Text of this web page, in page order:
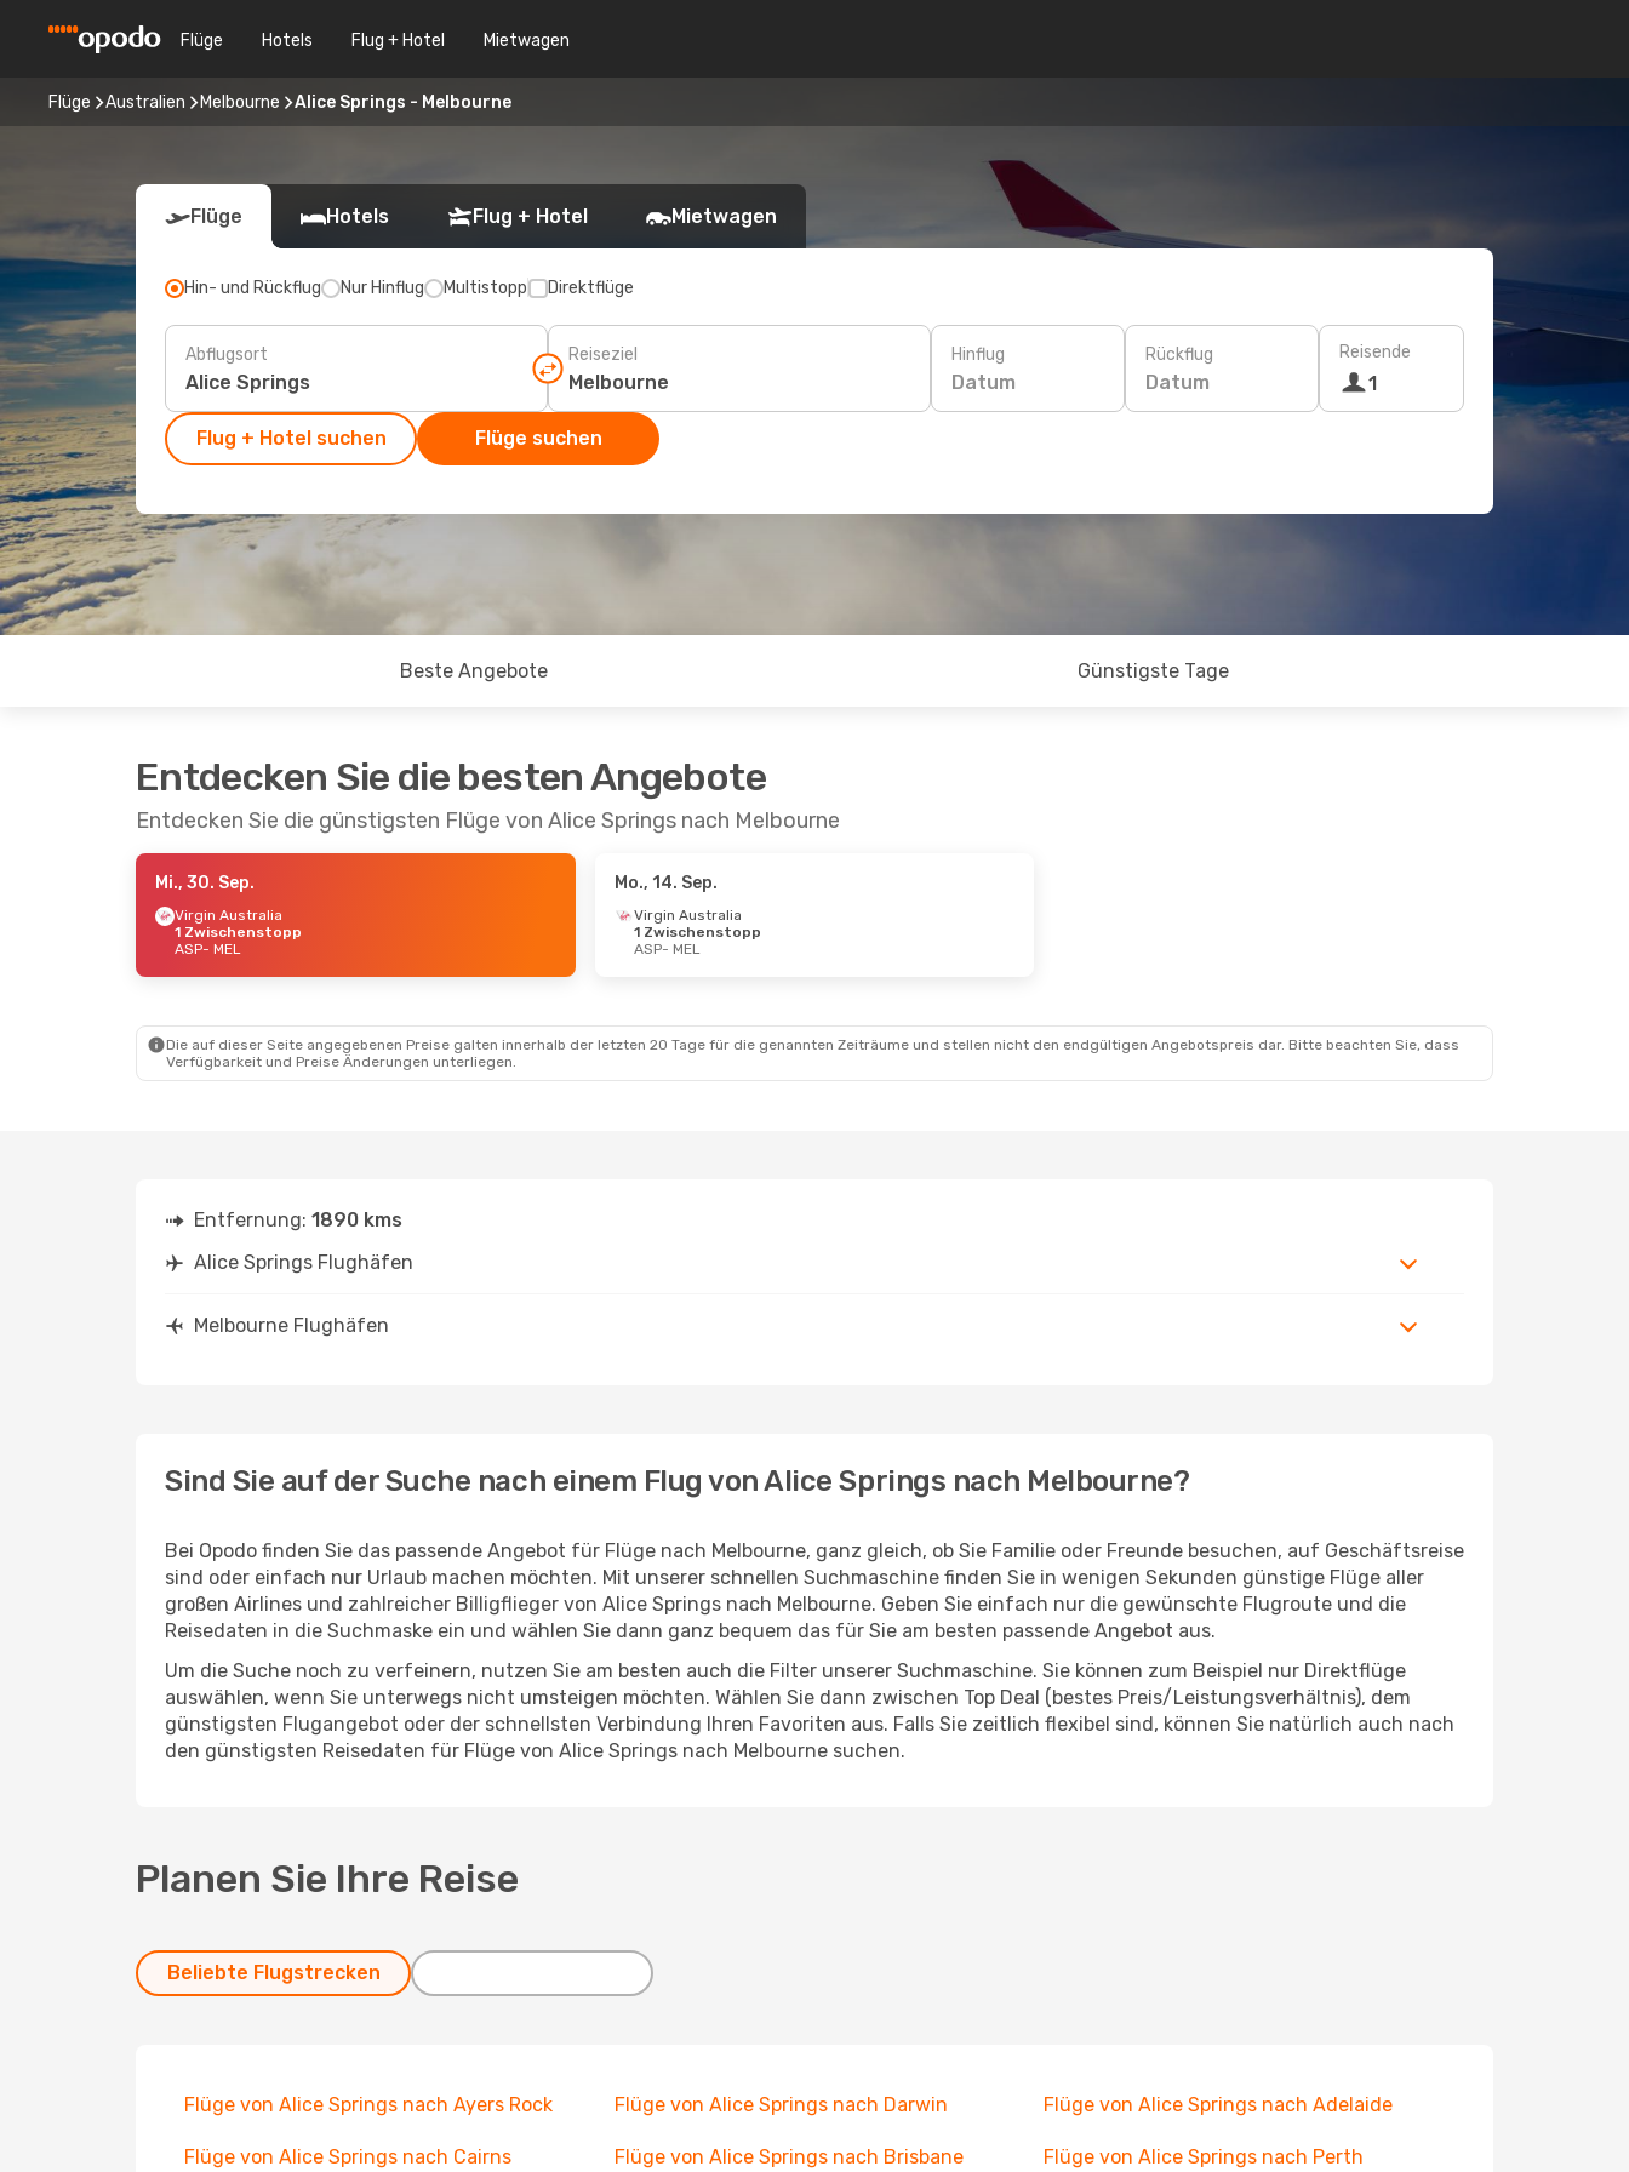
Flüge Hotels Flug + Hotel Mietwagen
Flüge Australien Melbourne Alice Springs - Melbourne
Flüge Hotels Flug + Hotel Mietwagen
Hin- und Rückflug Nur Hinflug Multistopp Direktflüge
Abflugsort Reiseziel Hinflug
Datum
Rückflug
Datum
Reisende
1
Flug + Hotel suchen Flüge suchen
Beste Angebote Günstigste Tage
Entdecken Sie die besten Angebote
Entdecken Sie die günstigsten Flüge von Alice Springs nach Melbourne
Mi., 30. Sep.
Virgin Australia
1 Zwischenstopp
ASP- MEL
Mo., 14. Sep.
Virgin Australia
1 Zwischenstopp
ASP- MEL
Die auf dieser Seite angegebenen Preise galten innerhalb der letzten 20 Tage für die genannten Zeiträume und stellen nicht den endgültigen Angebotspreis dar. Bitte beachten Sie, dass
Verfügbarkeit und Preise Änderungen unterliegen.
Entfernung: 1890 kms
Alice Springs Flughäfen
Melbourne Flughäfen
Sind Sie auf der Suche nach einem Flug von Alice Springs nach Melbourne?
Bei Opodo finden Sie das passende Angebot für Flüge nach Melbourne, ganz gleich, ob Sie Familie oder Freunde besuchen, auf Geschäftsreise
sind oder einfach nur Urlaub machen möchten. Mit unserer schnellen Suchmaschine finden Sie in wenigen Sekunden günstige Flüge aller
großen Airlines und zahlreicher Billigflieger von Alice Springs nach Melbourne. Geben Sie einfach nur die gewünschte Flugroute und die
Reisedaten in die Suchmaske ein und wählen Sie dann ganz bequem das für Sie am besten passende Angebot aus.
Um die Suche noch zu verfeinern, nutzen Sie am besten auch die Filter unserer Suchmaschine. Sie können zum Beispiel nur Direktflüge
auswählen, wenn Sie unterwegs nicht umsteigen möchten. Wählen Sie dann zwischen Top Deal (bestes Preis/Leistungsverhältnis), dem
günstigsten Flugangebot oder der schnellsten Verbindung Ihren Favoriten aus. Falls Sie zeitlich flexibel sind, können Sie natürlich auch nach
den günstigsten Reisedaten für Flüge von Alice Springs nach Melbourne suchen.
Planen Sie Ihre Reise
Beliebte Flugstrecken
Flüge von Alice Springs nach Ayers Rock Flüge von Alice Springs nach Darwin Flüge von Alice Springs nach Adelaide
Flüge von Alice Springs nach Cairns Flüge von Alice Springs nach Brisbane Flüge von Alice Springs nach Perth